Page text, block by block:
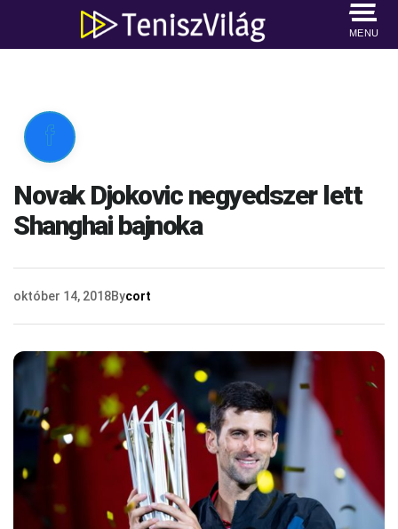
MENU

Novak Djokovic negyedszer lett
Shanghai bajnoka
október 14, 2018Bycort